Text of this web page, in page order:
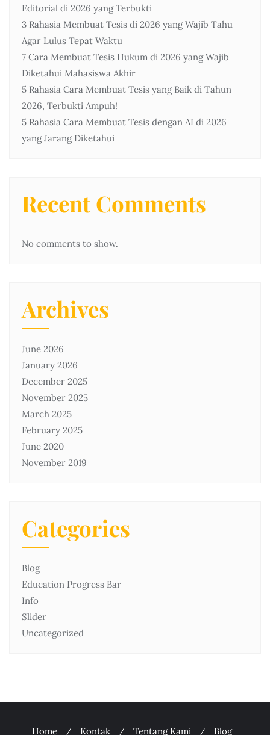
Editorial di 2026 yang Terbukti
3 Rahasia Membuat Tesis di 2026 yang Wajib Tahu
Agar Lulus Tepat Waktu
7 Cara Membuat Tesis Hukum di 2026 yang Wajib
Diketahui Mahasiswa Akhir
5 Rahasia Cara Membuat Tesis yang Baik di Tahun
2026, Terbukti Ampuh!
5 Rahasia Cara Membuat Tesis dengan AI di 2026
yang Jarang Diketahui
Recent Comments
No comments to show.
Archives
June 2026
January 2026
December 2025
November 2025
March 2025
February 2025
June 2020
November 2019
Categories
Blog
Education Progress Bar
Info
Slider
Uncategorized
Home Kontak Tentang Kami Blog